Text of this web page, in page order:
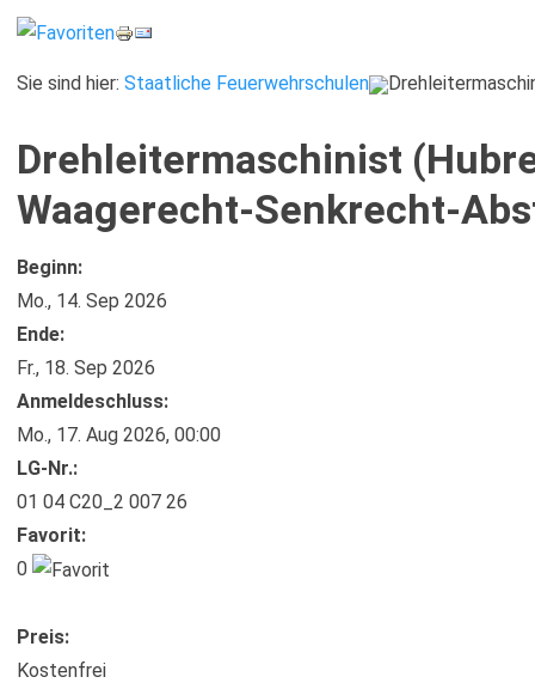
Sie sind hier: Staatliche Feuerwehrschulen
Drehleitermaschinist
Waagerecht-Senkrecht-
Beginn:
Mo., 14. Sep 2026
Ende:
Fr., 18. Sep 2026
Anmelde​schluss:
Mo., 17. Aug 2026, 00:00
LG-Nr.:
01 04 C20_2 007 26
Favorit:
0
Preis:
Kostenfrei